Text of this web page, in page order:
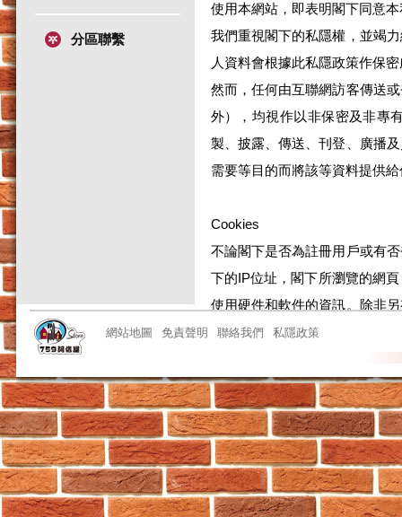
分區聯繫
使用本網站，即表明閣下同意
我們重視閣下的私隱權，並竭
人資料會根據此私隱政策作保
然而，任何由互聯網訪客傳送
外），均視作以非保密及非專
製、披露、傳送、刊登、廣播
需要等目的而將該等資料提供
Cookies
不論閣下是否為註冊用戶或有
下的IP位址，閣下所瀏覽的網
使用硬件和軟件的資訊。除非
份的資料(即關於閣下及可用於
的資料。閣下可以透過更改瀏
情況下或會影響本公司網站的效
Cookies是通過閣下所訪問的
下每次瀏覽網站時重新登記的
於若干情況下，本公司的服務
網站地圖 免責聲明 聯絡我們 私隱政策